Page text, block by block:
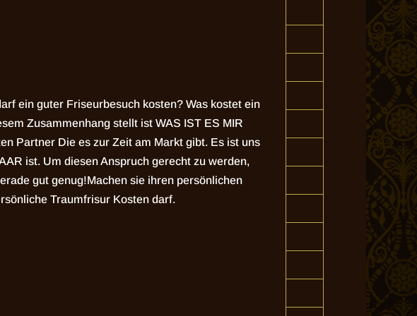
ein guter Friseurbesuch kosten? Was kostet ein
Zusammenhang stellt ist WAS IST ES MIR
Partner Die es zur Zeit am Markt gibt. Es ist uns
ist. Um diesen Anspruch gerecht zu werden,
gut genug!Machen sie ihren persönlichen
Traumfrisur Kosten darf.